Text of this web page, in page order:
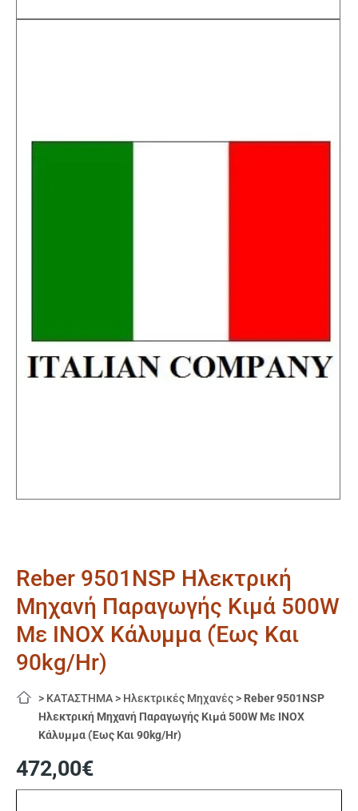
Reber 9501NSP Ηλεκτρική
Μηχανή Παραγωγής Κιμά 500W
Με INOX Κάλυμμα (Έως Και
90kg/Hr)
> ΚΑΤΑΣΤΗΜΑ > Ηλεκτρικές Μηχανές > Reber 9501NSP
Ηλεκτρική Μηχανή Παραγωγής Κιμά 500W Με INOX
Κάλυμμα (Έως Και 90kg/Hr)
472,00€